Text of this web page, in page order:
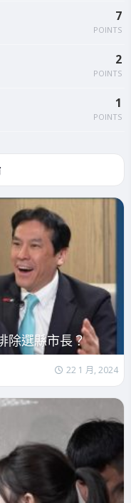
7
POINTS
2
POINTS
1
POINTS
除選縣市長？
22 1 月, 2024